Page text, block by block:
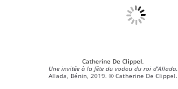
Catherine De Clippel,
Une invitée à la fête du vodou du roi d’Allada.
Allada, Bénin, 2019. © Catherine De Clippel.